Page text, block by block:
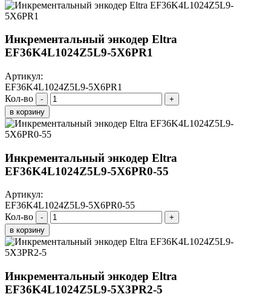
Инкрементальный энкодер Eltra
EF36K4L1024Z5L9-5X6PR1
Артикул:
EF36K4L1024Z5L9-5X6PR1
Кол-во
-
+
в корзину
Инкрементальный энкодер Eltra
EF36K4L1024Z5L9-5X6PR0-55
Артикул:
EF36K4L1024Z5L9-5X6PR0-55
Кол-во
-
+
в корзину
Инкрементальный энкодер Eltra
EF36K4L1024Z5L9-5X3PR2-5